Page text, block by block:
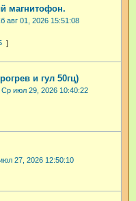
магнитофон.
авг 01, 2026 15:51:08
и гул 50гц)
Ср июл 29, 2026 10:40:22
27, 2026 12:50:10